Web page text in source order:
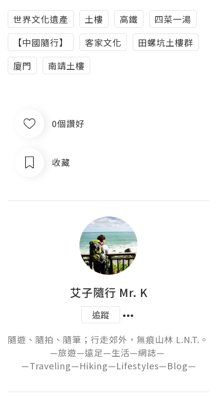
世界文化遺產 土樓 高鐵
四菜一湯
【中國隨行】
客家文化
田螺坑土樓群
廈門
南靖土樓
0個讚好
收藏
艾子隨行 Mr. K
追蹤
隨遊、隨拍、隨筆；行走郊外，無痕山林 L.N.T.。
—旅遊—遠足—生活—網誌—
—Traveling—Hiking—Lifestyles—Blog—